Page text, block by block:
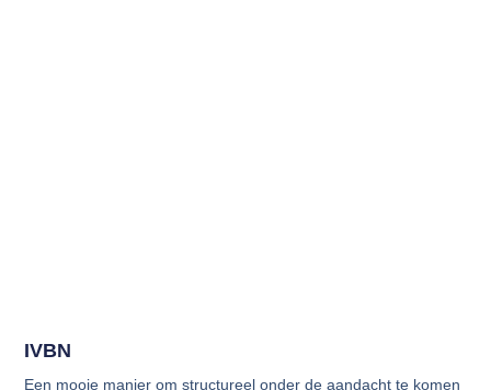
IVBN
Een mooie manier om structureel onder de aandacht te komen